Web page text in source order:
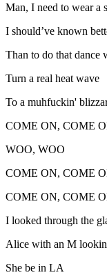
Man, I need to wear a
I should’ve known
Than to do that dance
Turn a real heat wave
To a muhfuckin'
COME ON, COME
WOO, WOO
COME ON, COME
COME ON, COME
I looked through the
Alice with an M
She be in LA